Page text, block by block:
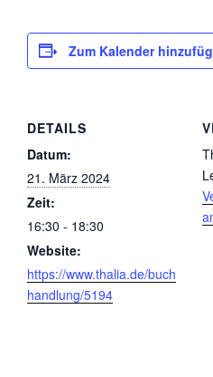
Zum Kalender
DETAILS
Datum:
21. März 2024
Zeit:
16:30 - 18:30
Website:
https://www.thalia.de/buch
handlung/5194